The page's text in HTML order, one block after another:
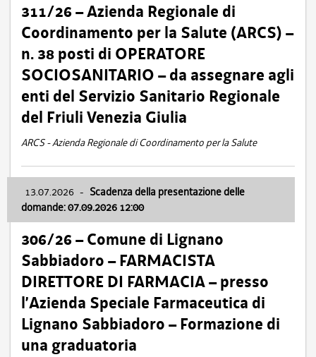
311/26 – Azienda Regionale di
Coordinamento per la Salute (ARCS) –
n. 38 posti di OPERATORE
SOCIOSANITARIO – da assegnare agli
enti del Servizio Sanitario Regionale
del Friuli Venezia Giulia
ARCS - Azienda Regionale di Coordinamento per la Salute
13.07.2026 - Scadenza della presentazione delle
domande: 07.09.2026 12:00
306/26 – Comune di Lignano
Sabbiadoro – FARMACISTA
DIRETTORE DI FARMACIA – presso
l’Azienda Speciale Farmaceutica di
Lignano Sabbiadoro – Formazione di
una graduatoria